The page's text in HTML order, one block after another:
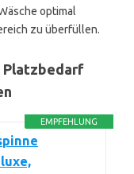
optimal
zu überfüllen.
Platzbedarf
EMPFEHLUNG